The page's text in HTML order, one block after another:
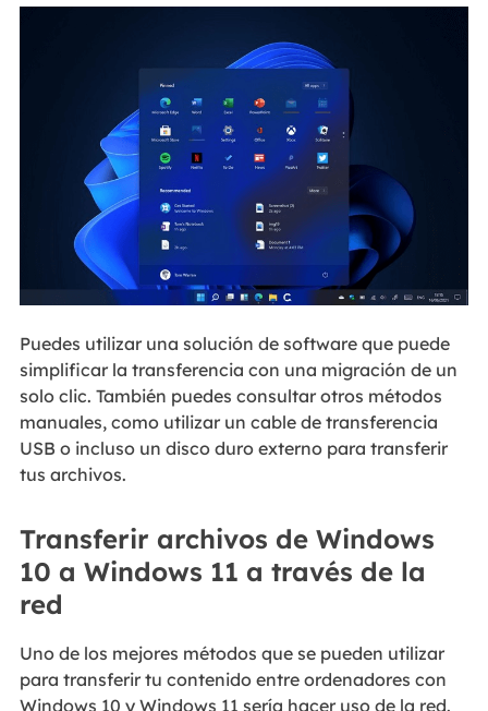
Puedes utilizar una solución de software que puede
simplificar la transferencia con una migración de un
solo clic. También puedes consultar otros métodos
manuales, como utilizar un cable de transferencia
USB o incluso un disco duro externo para transferir
tus archivos.
Transferir archivos de Windows
10 a Windows 11 a través de la
red
Uno de los mejores métodos que se pueden utilizar
para transferir tu contenido entre ordenadores con
Windows 10 y Windows 11 sería hacer uso de la red.